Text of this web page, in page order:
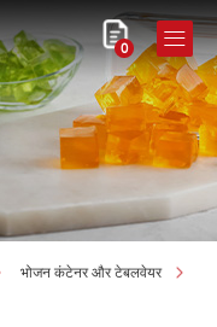
0
भोजन कंटेनर और टेबलवेयर